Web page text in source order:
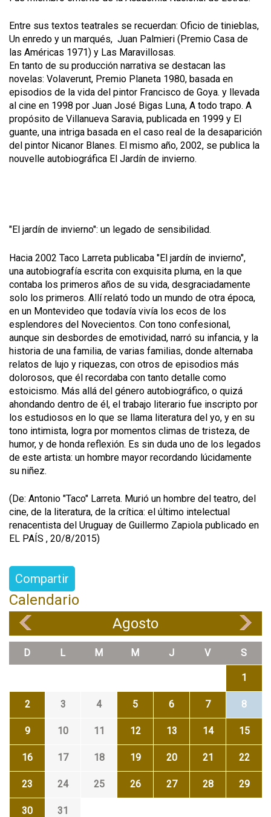
Entre sus textos teatrales se recuerdan: Oficio de tinieblas,
Un enredo y un marqués, Juan Palmieri (Premio Casa de
las Américas 1971) y Las Maravillosas.
En tanto de su producción narrativa se destacan las
novelas: Volaverunt, Premio Planeta 1980, basada en
episodios de la vida del pintor Francisco de Goya. y llevada
al cine en 1998 por Juan José Bigas Luna, A todo trapo. A
propósito de Villanueva Saravia, publicada en 1999 y El
guante, una intriga basada en el caso real de la desaparición
del pintor Nicanor Blanes. El mismo año, 2002, se publica la
nouvelle autobiográfica El Jardín de invierno.
"El jardín de invierno": un legado de sensibilidad.
Hacia 2002 Taco Larreta publicaba "El jardín de invierno",
una autobiografía escrita con exquisita pluma, en la que
contaba los primeros años de su vida, desgraciadamente
solo los primeros. Allí relató todo un mundo de otra época,
en un Montevideo que todavía vivía los ecos de los
esplendores del Novecientos. Con tono confesional,
aunque sin desbordes de emotividad, narró su infancia, y la
historia de una familia, de varias familias, donde alternaba
relatos de lujo y riquezas, con otros de episodios más
dolorosos, que él recordaba con tanto detalle como
estoicismo. Más allá del género autobiográfico, o quizá
ahondando dentro de él, el trabajo literario fue inscripto por
los estudiosos en lo que se llama literatura del yo, y en su
tono intimista, logra por momentos climas de tristeza, de
humor, y de honda reflexión. Es sin duda uno de los legados
de este artista: un hombre mayor recordando lúcidamente
su niñez.
(De: Antonio "Taco" Larreta. Murió un hombre del teatro, del
cine, de la literatura, de la crítica: el último intelectual
renacentista del Uruguay de Guillermo Zapiola publicado en
EL PAÍS , 20/8/2015)
Compartir
Calendario
Agosto
D L M M J V S
1
2 3 4 5 6 7 8
9 10 11 12 13 14 15
16 17 18 19 20 21 22
23 24 25 26 27 28 29
30
31